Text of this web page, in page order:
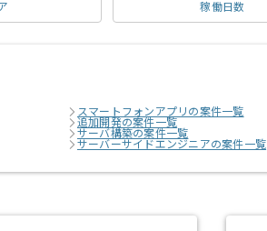
稼働日数
スマートフォンアプリの案件一覧
追加開発の案件一覧
サーバ構築の案件一覧
サーバーサイドエンジニアの案件一覧